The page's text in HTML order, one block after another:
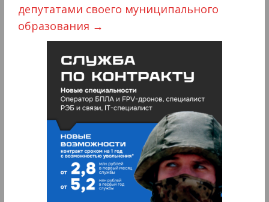
депутатами своего муниципального
образования →